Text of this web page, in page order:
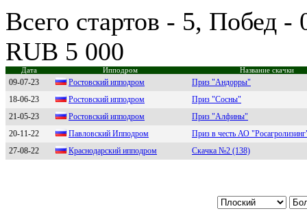
Всего стартов - 5, Побед
RUB 5 000
Дата Ипподром Название скачки
09-07-23 Pocтoвcкий иппoдpoм
Приз "Андорры"
18-06-23
Рocтoвcкий иппoдрoм
Приз "Сосны"
21-05-23
Poстoвский иппoдрoм
Приз "Алфины"
20-11-22
Пaвловский Ипподpом
Приз в честь АО
27-08-22
Кpаснодаpский ипподpом Скачка №2 (138)